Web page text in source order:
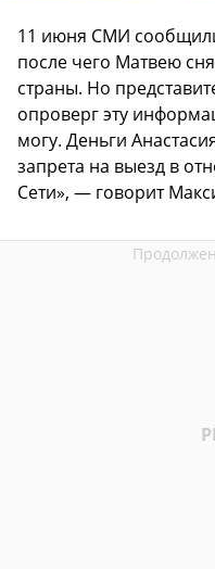
11 июня СМИ
после чего Матвею
страны. Но
опроверг эту
могу. Деньги
запрета на выезд в
Сети», — говорит